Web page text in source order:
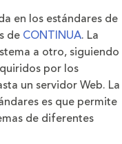
en los estándares de
de CONTINUA. La
a otro, siguiendo
por los
un servidor Web. La
es que permite
de diferentes